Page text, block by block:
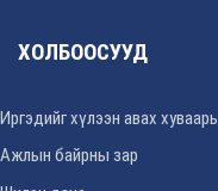
ХОЛБООСУУД
Иргэдийг хүлээн авах хуваарь
Ажлын байрны зар